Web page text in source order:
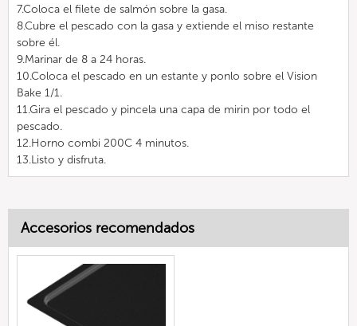
7.Coloca el filete de salmón sobre la gasa.
8.Cubre el pescado con la gasa y extiende el miso restante
sobre él.
9.Marinar de 8 a 24 horas.
10.Coloca el pescado en un estante y ponlo sobre el Vision
Bake 1/1.
11.Gira el pescado y pincela una capa de mirin por todo el
pescado.
12.Horno combi 200C 4 minutos.
13.Listo y disfruta.
Accesorios recomendados